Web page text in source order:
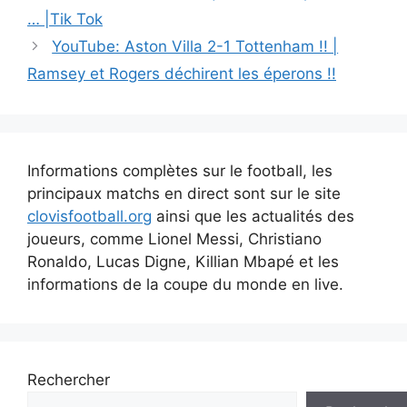
des
articles
… |Tik Tok
YouTube: Aston Villa 2-1 Tottenham !! |
Ramsey et Rogers déchirent les éperons !!
Informations complètes sur le football, les
principaux matchs en direct sont sur le site
clovisfootball.org ainsi que les actualités des
joueurs, comme Lionel Messi, Christiano
Ronaldo, Lucas Digne, Killian Mbapé et les
informations de la coupe du monde en live.
Rechercher